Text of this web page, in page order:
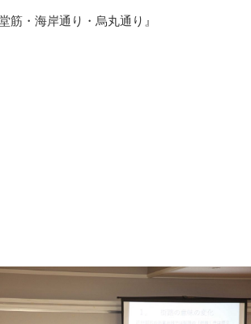
筋・海岸通り・烏丸通り』